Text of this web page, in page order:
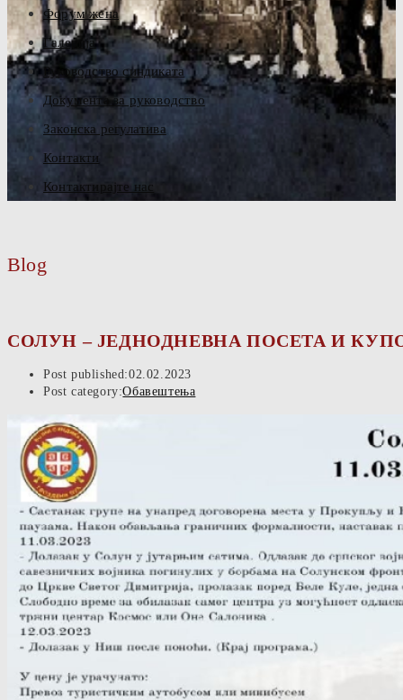
Форум жена
Галерија
Руководство синдиката
Документа за руководство
Законска регулатива
Контакти
Контактирајте нас
Blog
СОЛУН – ЈЕДНОДНЕВНА ПОСЕТА И
Post published:02.02.2023
Post category:Обавештења